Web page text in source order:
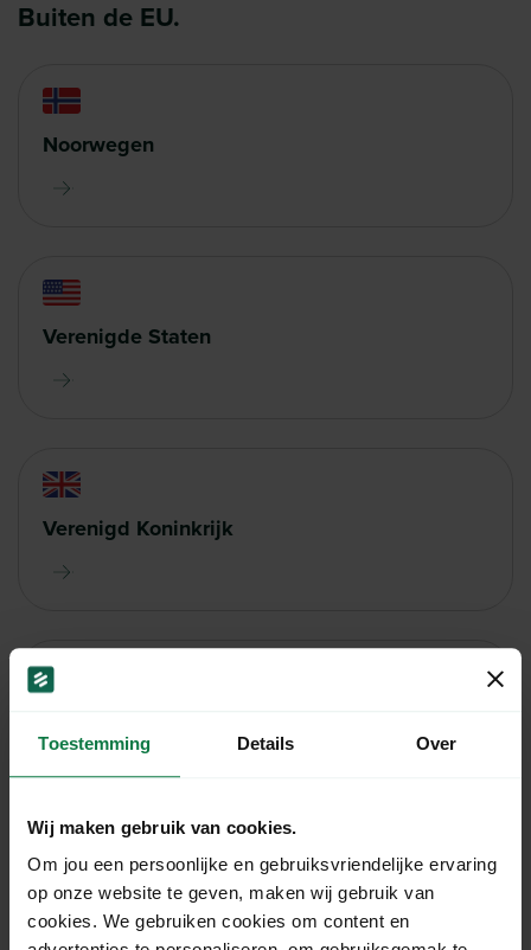
Toestemming Details Over
Wij maken gebruik van cookies.
Om jou een persoonlijke en gebruiksvriendelijke ervaring
op onze website te geven, maken wij gebruik van
cookies. We gebruiken cookies om content en
Buiten de EU.
Noorwegen
Verenigde Staten
Verenigd Koninkrijk
China